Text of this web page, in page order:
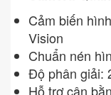
Cảm biến
Vision
Chuẩn nén
Độ phân giải:
Hỗ trợ cân